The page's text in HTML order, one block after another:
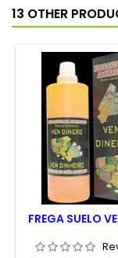
13 OTHER
FREGA SUELO